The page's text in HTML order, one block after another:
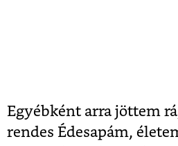
Egyébként arra jöttem
rendes Édesapám,